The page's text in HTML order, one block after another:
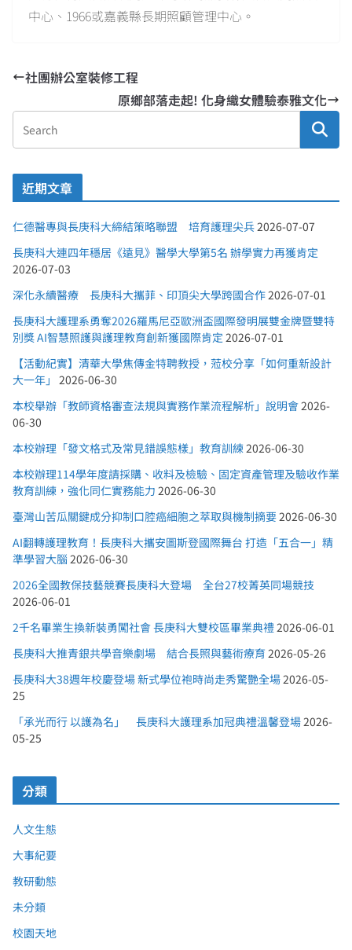
中心、1966或嘉義縣長期照顧管理中心。
社團辦公室裝修工程
原鄉部落走起! 化身織女體驗泰雅文化
近期文章
仁德醫專與長庚科大締結策略聯盟 培育護理尖兵2026-07-07
長庚科大連四年穩居《遠見》醫學大學第5名 辦學實力再獲肯定
2026-07-03
深化永續醫療 長庚科大攜菲、印頂尖大學跨國合作2026-07-01
長庚科大護理系勇奪2026羅馬尼亞歐洲盃國際發明展雙金牌暨雙特
別獎 AI智慧照護與護理教育創新獲國際肯定 2026-07-01
【活動紀實】清華大學焦傳金特聘教授，蒞校分享「如何重新設計
大一年」 2026-06-30
本校舉辦「教師資格審查法規與實務作業流程解析」說明會2026-
06-30
本校辦理「發文格式及常見錯誤態樣」教育訓練2026-06-30
本校辦理114學年度請採購、收料及檢驗、固定資產管理及驗收作業
教育訓練，強化同仁實務能力 2026-06-30
臺灣山苦瓜關鍵成分抑制口腔癌細胞之萃取與機制摘要2026-06-30
AI翻轉護理教育！長庚科大攜安圖斯登國際舞台 打造「五合一」精
準學習大腦 2026-06-30
2026全國教保技藝競賽長庚科大登場 全台27校菁英同場競技
2026-06-01
2千名畢業生換新裝勇闖社會 長庚科大雙校區畢業典禮2026-06-01
長庚科大推青銀共學音樂劇場 結合長照與藝術療育 2026-05-26
長庚科大38週年校慶登場 新式學位袍時尚走秀驚艷全場2026-05-
25
「承光而行 以護為名」 長庚科大護理系加冠典禮溫馨登場2026-
05-25
分類
人文生態
大事紀要
教研動態
未分類
校園天地